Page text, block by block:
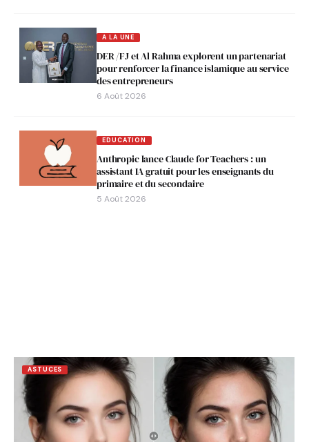
A LA UNE
DER /FJ et Al Rahma explorent un partenariat
pour renforcer la finance islamique au service
des entrepreneurs
6 Août 2026
EDUCATION
Anthropic lance Claude for Teachers : un
assistant IA gratuit pour les enseignants du
primaire et du secondaire
5 Août 2026
ASTUCES